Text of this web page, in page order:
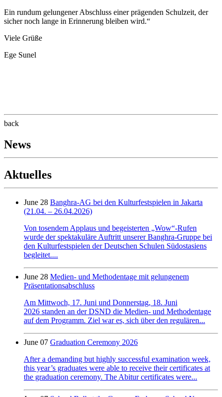
Ein rundum gelungener Abschluss einer prägenden Schulzeit, der
sicher noch lange in Erinnerung bleiben wird.“
Viele Grüße
Ege Sunel
back
News
Aktuelles
June 28 Banghra-AG bei den Kulturfestspielen in Jakarta
(21.04. – 26.04.2026)
Von tosendem Applaus und begeisterten „Wow“-Rufen
wurde der spektakuläre Auftritt unserer Banghra-Gruppe bei
den Kulturfestspielen der Deutschen Schulen Südostasiens
begleitet....
June 28 Medien- und Methodentage mit gelungenem
Präsentationsabschluss
Am Mittwoch, 17. Juni und Donnerstag, 18. Juni
2026 standen an der DSND die Medien- und Methodentage
auf dem Programm. Ziel war es, sich über den regulären...
June 07 Graduation Ceremony 2026
After a demanding but highly successful examination week,
this year’s graduates were able to receive their certificates at
the graduation ceremony. The Abitur certificates were...